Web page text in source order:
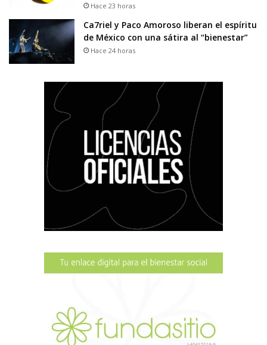
Hace 23 horas
Ca7riel y Paco Amoroso liberan el espíritu
de México con una sátira al “bienestar”
Hace 24 horas